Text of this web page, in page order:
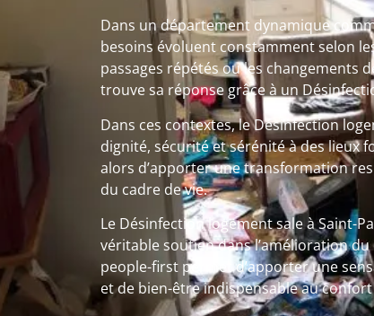
Dans un département dynamique
besoins évoluent constamment selon
passages répétés ou les changements
trouve sa réponse grâce à un
Dans ces contextes, le Désinfection
dignité, sécurité et sérénité à des lieux
alors d’apporter une transformation
du cadre de vie.
Le Désinfection logement sale à Saint-
véritable soutien dans l’amélioration
people-first permet d’apporter une
et de bien-être indispensable au